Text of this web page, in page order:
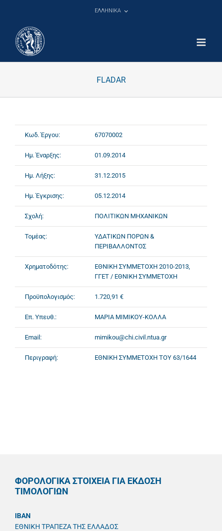
ΕΛΛΗΝΙΚΑ
FLADAR
Κωδ. Έργου: 67070002
Ημ. Έναρξης: 01.09.2014
Ημ. Λήξης: 31.12.2015
Ημ. Έγκρισης: 05.12.2014
Σχολή: ΠΟΛΙΤΙΚΩΝ ΜΗΧΑΝΙΚΩΝ
Τομέας:
ΥΔΑΤΙΚΩΝ ΠΟΡΩΝ &
ΠΕΡΙΒΑΛΛΟΝΤΟΣ
Χρηματοδότης:
ΕΘΝΙΚΗ ΣΥΜΜΕΤΟΧΗ 2010-2013,
ΓΓΕΤ / ΕΘΝΙΚΗ ΣΥΜΜΕΤΟΧΗ
Προϋπολογισμός: 1.720,91 €
Επ. Υπευθ.: ΜΑΡΙΑ ΜΙΜΙΚΟΥ-ΚΟΛΛΑ
Email: mimikou@chi.civil.ntua.gr
Περιγραφή: ΕΘΝΙΚΗ ΣΥΜΜΕΤΟΧΗ ΤΟΥ 63/1644
ΦΟΡΟΛΟΓΙΚΑ ΣΤΟΙΧΕΙΑ ΓΙΑ ΕΚΔΟΣΗ
ΤΙΜΟΛΟΓΙΩΝ
IBAN
ΕΘΝΙΚΗ ΤΡΑΠΕΖΑ ΤΗΣ ΕΛΛΑΔΟΣ